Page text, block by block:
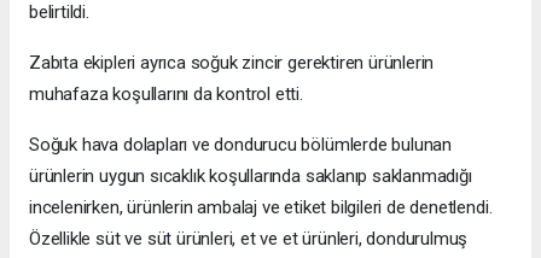
belirtildi.
Zabıta ekipleri ayrıca soğuk zincir gerektiren ürünlerin
muhafaza koşullarını da kontrol etti.
Soğuk hava dolapları ve dondurucu bölümlerde bulunan
ürünlerin uygun sıcaklık koşullarında saklanıp saklanmadığı
incelenirken, ürünlerin ambalaj ve etiket bilgileri de denetlendi.
Özellikle süt ve süt ürünleri, et ve et ürünleri, dondurulmuş